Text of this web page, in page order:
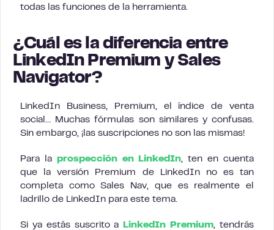
todas las funciones de la herramienta.
¿Cuál es la diferencia entre
LinkedIn Premium y Sales
Navigator?
LinkedIn Business, Premium, el índice de venta
social… Muchas fórmulas son similares y confusas.
Sin embargo, ¡las suscripciones no son las mismas!
Para la prospección en LinkedIn, ten en cuenta
que la versión Premium de LinkedIn no es tan
completa como Sales Nav, que es realmente el
ladrillo de LinkedIn para este tema.
Si ya estás suscrito a LinkedIn Premium, tendrás